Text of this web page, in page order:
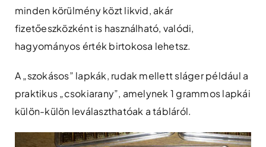
minden körülmény közt likvid, akár
fizetőeszközként is használható, valódi,
hagyományos érték birtokosa lehetsz.
A „szokásos” lapkák, rudak mellett sláger például a
praktikus „csokiarany”, amelynek 1 grammos lapkái
külön-külön leválaszthatóak a tábláról.